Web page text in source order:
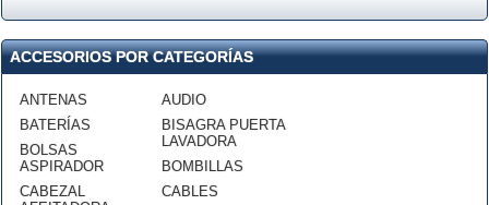
ACCESORIOS POR CATEGORÍAS
ANTENAS
BATERÍAS
BOLSAS
ASPIRADOR
CABEZAL
AUDIO
BISAGRA PUERTA
LAVADORA
BOMBILLAS
CABLES